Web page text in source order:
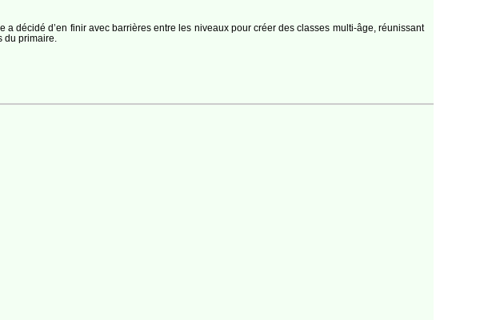
a décidé d’en finir avec barrières entre les niveaux pour créer des classes multi-âge, réunissant
primaire.